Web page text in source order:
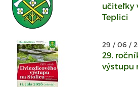
učiteľky
Teplici
29 / 06 /
29.
výstupu